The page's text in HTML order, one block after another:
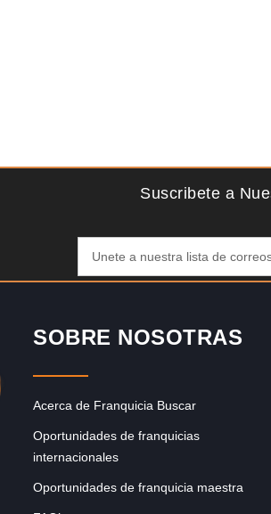
franquicia ateniense y
Suscribete a
SOBRE NOSOTRAS
Acerca de Franquicia Buscar
Oportunidades de franquicias
internacionales
Oportunidades de franquicia maestra